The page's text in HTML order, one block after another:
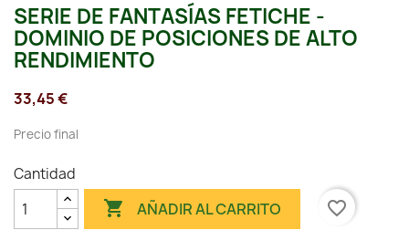
SERIE DE FANTASÍAS FETICHE -
DOMINIO DE POSICIONES DE ALTO
RENDIMIENTO
33,45 €
Precio final
Cantidad
 AÑADIR AL CARRITO favorite_border